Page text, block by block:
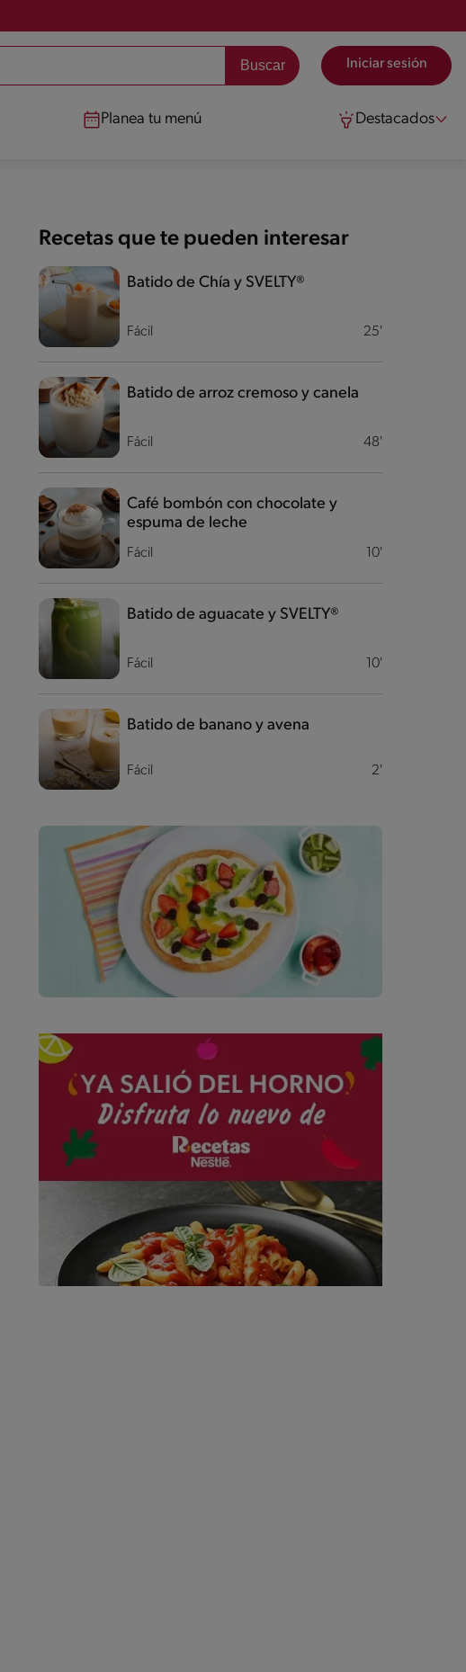
Iniciar sesión
Planea tu menú Destacados
Recetas que te pueden interesar
Fácil 25'
Batido de Chía y SVELTY®
Fácil 48'
Batido de arroz cremoso y canela
Fácil 10'
Café bombón con chocolate y
espuma de leche
Fácil 10'
Batido de aguacate y SVELTY®
Fácil 2'
Batido de banano y avena